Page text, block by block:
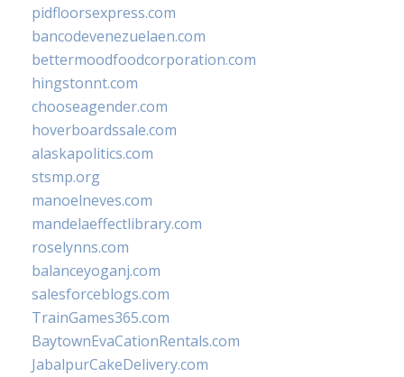
pidfloorsexpress.com
bancodevenezuelaen.com
bettermoodfoodcorporation.com
hingstonnt.com
chooseagender.com
hoverboardssale.com
alaskapolitics.com
stsmp.org
manoelneves.com
mandelaeffectlibrary.com
roselynns.com
balanceyoganj.com
salesforceblogs.com
TrainGames365.com
BaytownEvaCationRentals.com
JabalpurCakeDelivery.com